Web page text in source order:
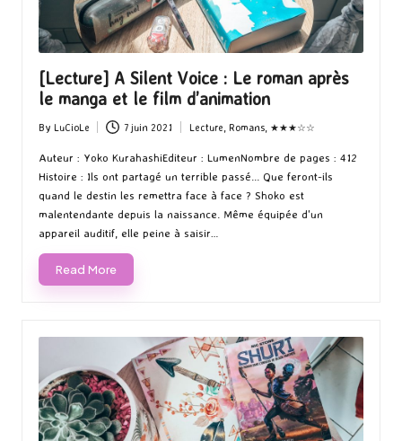
[Lecture] A Silent Voice : Le roman après
le manga et le film d’animation
Posted
by
By LuCioLe 7 juin 2021
Posted
Lecture, Romans, ★★★☆☆
Auteur : Yoko KurahashiEditeur : LumenNombre de pages : 412
Histoire : Ils ont partagé un terrible passé... Que feront-ils
quand le destin les remettra face à face ? Shoko est
malentendante depuis la naissance. Même équipée d'un
appareil auditif, elle peine à saisir…
Read More